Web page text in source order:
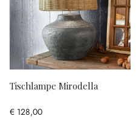
Tischlampe Mirodella
€ 128,00